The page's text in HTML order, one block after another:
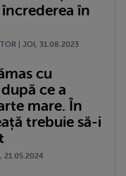
în
| JOI, 31.08.2023
cu
ce a
mare. În
trebuie să-i
21.05.2024